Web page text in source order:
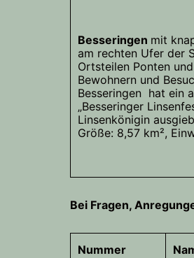
Besseringen mit
am rechten Ufer der
Ortsteilen Ponten
Bewohnern und
Besseringen hat ein
„Besseringer
Linsenkönigin
Größe: 8,57 km²,
Bei Fragen,
Nummer